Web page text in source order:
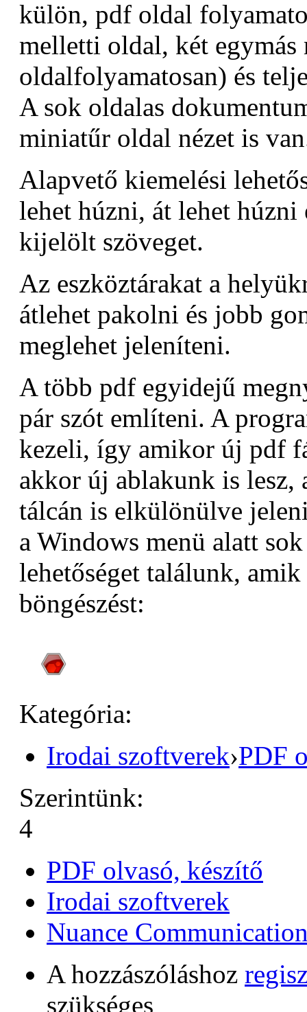
külön, pdf oldal
melletti oldal, két egymás
oldalfolyamatosan) és
A sok oldalas
miniatűr oldal nézet is
Alapvető kiemelési
lehet húzni, át lehet húzni
kijelölt szöveget.
Az eszköztárakat a
átlehet pakolni és jobb
meglehet jeleníteni.
A több pdf egyidejű
pár szót említeni. A
kezeli, így amikor új pdf
akkor új ablakunk is lesz,
tálcán is elkülönülve
a Windows menü alatt
lehetőséget találunk,
böngészést:
Kategória:
Irodai szoftverek›PDF
Szerintünk:
4
PDF olvasó, készítő
Irodai szoftverek
Nuance
A hozzászóláshoz
szükséges